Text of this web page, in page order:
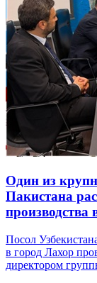
Один из
Пакистана
производства
Посол
в город Лахор
директором